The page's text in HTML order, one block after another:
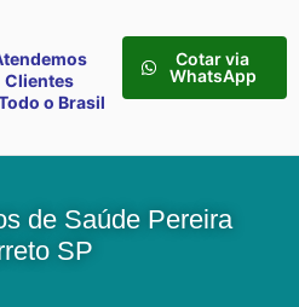
Clientes
o Brasil
Cotar via
WhatsApp
de Saúde Pereira
SP